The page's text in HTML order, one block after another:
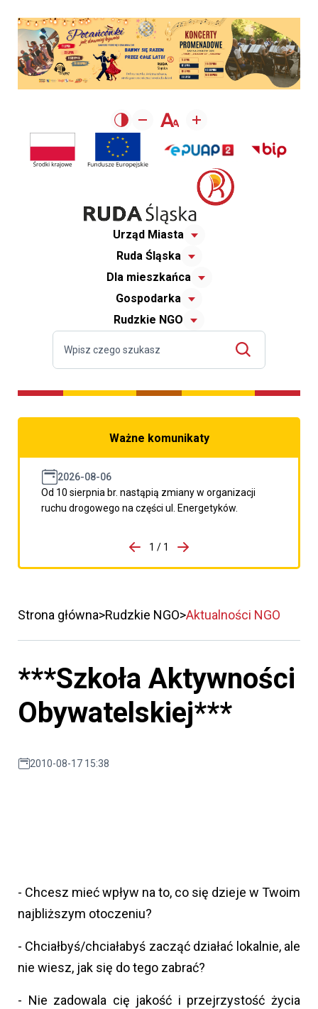
Urząd Miasta
Ruda Śląska
Dla mieszkańca
Gospodarka
Rudzkie NGO
Ważne komunikaty
2026-08-06
Od 10 sierpnia br. nastąpią zmiany w organizacji
ruchu drogowego na części ul. Energetyków.
porzpedniego komunikatu
1 / 1
Przejdź do następnego
Strona główna Rudzkie NGO Aktualności NGO
***Szkoła Aktywności
Obywatelskiej***
2010-08-17 15:38
- Chcesz mieć wpływ na to, co się dzieje w Twoim
najbliższym otoczeniu?
- Chciałbyś/chciałabyś zacząć działać lokalnie, ale
nie wiesz, jak się do tego zabrać?
- Nie zadowala cię jakość i przejrzystość życia